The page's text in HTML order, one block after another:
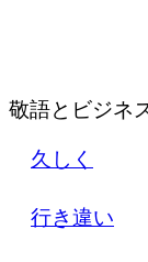
敬語とビジネ
久しく
行き違い